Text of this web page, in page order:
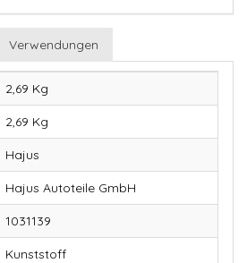
Verwendungen
2,69 Kg
2,69 Kg
Hajus
Hajus Autoteile GmbH
1031139
Kunststoff